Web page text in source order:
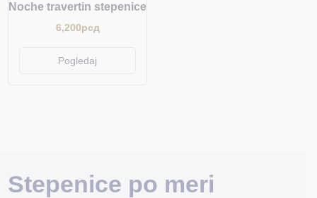
Noche travertin stepenice
6,200рсд
Pogledaj
Stepenice po meri